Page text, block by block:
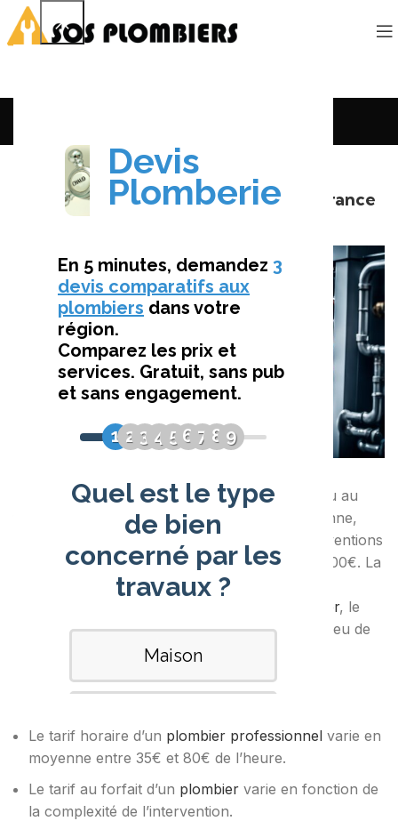
SERVICES DE PLOMBERIE
Tarif Plombier Soudure – Coûts en France
Le prix d’un plombier peut être fixé à l’heure ou au
forfait. Cela dépend du travail à faire. En moyenne,
l’heure coûte entre 35€ et 80€. Pour des interventions
spécifiques, le forfait varie de 50€ à plus de 5000€. La
complexité du travail joue beaucoup. Les coûts
plombier, le
temps nécessaire, les outils utilisés, l’accès au lieu de
travail, la région et l’urgence des réparations.
Principaux points à retenir:
Le tarif horaire d’un plombier professionnel varie en
moyenne entre 35€ et 80€ de l’heure.
Le tarif au forfait d’un plombier varie en fonction de
la complexité de l’intervention.